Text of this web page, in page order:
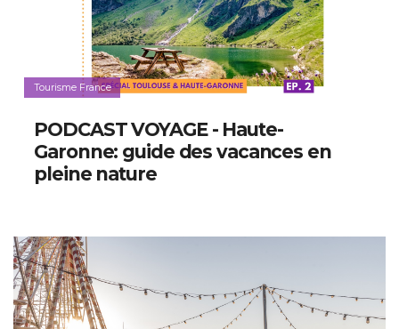
Tourisme France
PODCAST VOYAGE - Haute-
Garonne: guide des vacances en
pleine nature